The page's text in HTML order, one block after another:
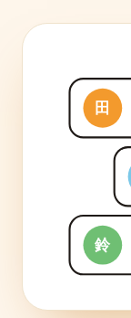
田
鈴